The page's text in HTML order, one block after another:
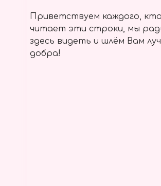
Приветствуем каждого,
читает эти строки, мы
здесь видеть и шлём Вам
добра!